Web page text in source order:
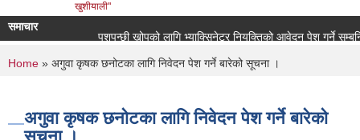
खुशीयाली"
समाचार
पशुपन्छी खोपको लागि भ्याक्सिनेटर नियुक्तिको आवेदन पेश गर्ने सम्बन्धि
You are here
Home » अगुवा कृषक छनोटका लागि निवेदन पेश गर्ने बारेको सूचना ।
अगुवा कृषक छनोटका लागि निवेदन पेश गर्ने बारेको